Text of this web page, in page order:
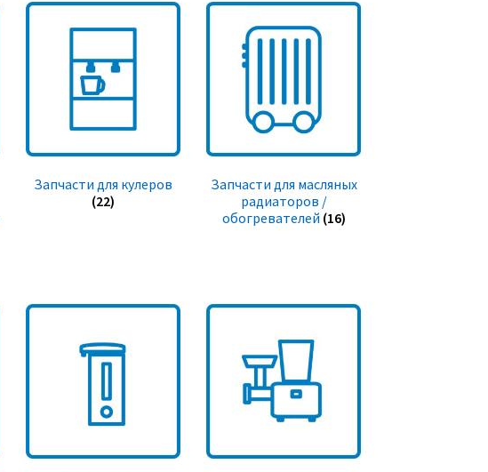
Запчасти для кулеров
(22)
Запчасти для масляных
радиаторов /
обогревателей (16)